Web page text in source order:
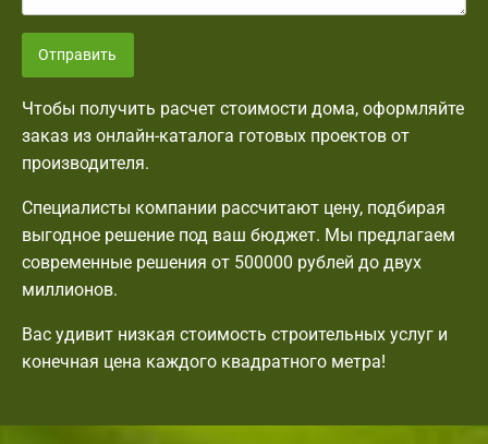
Отправить
Чтобы получить расчет стоимости дома, оформляйте
заказ из онлайн-каталога готовых проектов от
производителя.
Специалисты компании рассчитают цену, подбирая
выгодное решение под ваш бюджет. Мы предлагаем
современные решения от 500000 рублей до двух
миллионов.
Вас удивит низкая стоимость строительных услуг и
конечная цена каждого квадратного метра!